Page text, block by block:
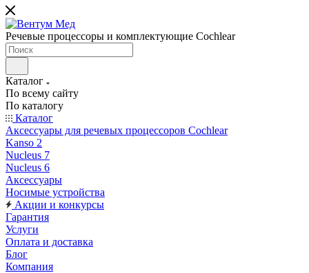
Речевые процессоры и комплектующие Cochlear
Каталог
По всему сайту
По каталогу
Каталог
Аксессуары для речевых процессоров Cochlear
Kanso 2
Nucleus 7
Nucleus 6
Аксессуары
Носимые устройства
Акции и конкурсы
Гарантия
Услуги
Оплата и доставка
Блог
Компания